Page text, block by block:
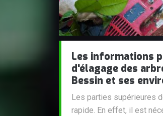
Les informations
d'élagage des
Bessin et ses
Les parties supérieures
rapide. En effet, il est